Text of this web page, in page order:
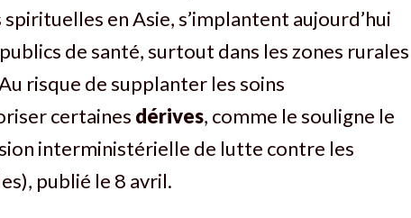
en Asie, s’implantent aujourd’hui
de santé, surtout dans les zones rurales
risque de supplanter les soins
certaines dérives, comme le souligne le
interministérielle de lutte contre les
publié le 8 avril.